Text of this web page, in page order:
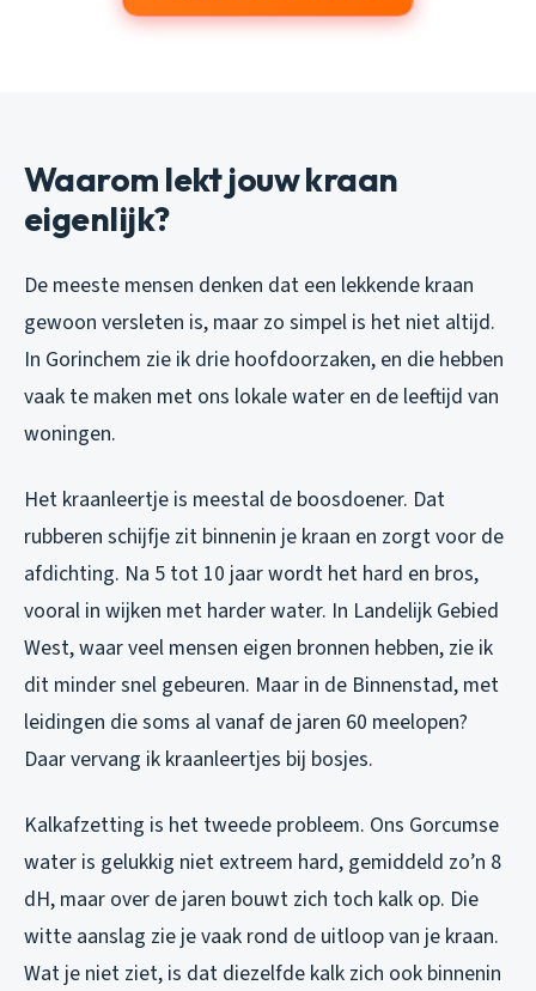
Waarom lekt jouw kraan
eigenlijk?
De meeste mensen denken dat een lekkende kraan
gewoon versleten is, maar zo simpel is het niet altijd.
In Gorinchem zie ik drie hoofdoorzaken, en die hebben
vaak te maken met ons lokale water en de leeftijd van
woningen.
Het kraanleertje is meestal de boosdoener. Dat
rubberen schijfje zit binnenin je kraan en zorgt voor de
afdichting. Na 5 tot 10 jaar wordt het hard en bros,
vooral in wijken met harder water. In Landelijk Gebied
West, waar veel mensen eigen bronnen hebben, zie ik
dit minder snel gebeuren. Maar in de Binnenstad, met
leidingen die soms al vanaf de jaren 60 meelopen?
Daar vervang ik kraanleertjes bij bosjes.
Kalkafzetting is het tweede probleem. Ons Gorcumse
water is gelukkig niet extreem hard, gemiddeld zo’n 8
dH, maar over de jaren bouwt zich toch kalk op. Die
witte aanslag zie je vaak rond de uitloop van je kraan.
Wat je niet ziet, is dat diezelfde kalk zich ook binnenin